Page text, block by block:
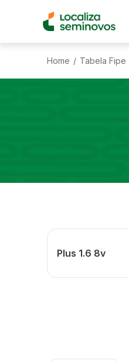
Home / Tabela Fipe
Plus 1.6 8v